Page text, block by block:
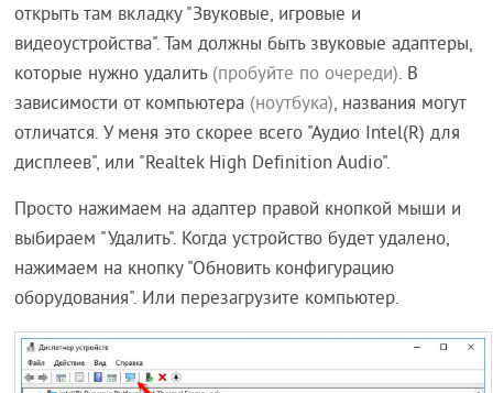
открыть там вкладку "Звуковые, игровые и
видеоустройства". Там должны быть звуковые адаптеры,
которые нужно удалить (пробуйте по очереди). В
зависимости от компьютера (ноутбука), названия могут
отличатся. У меня это скорее всего "Аудио Intel(R) для
дисплеев", или "Realtek High Definition Audio".
Просто нажимаем на адаптер правой кнопкой мыши и
выбираем "Удалить". Когда устройство будет удалено,
нажимаем на кнопку "Обновить конфигурацию
оборудования". Или перезагрузите компьютер.